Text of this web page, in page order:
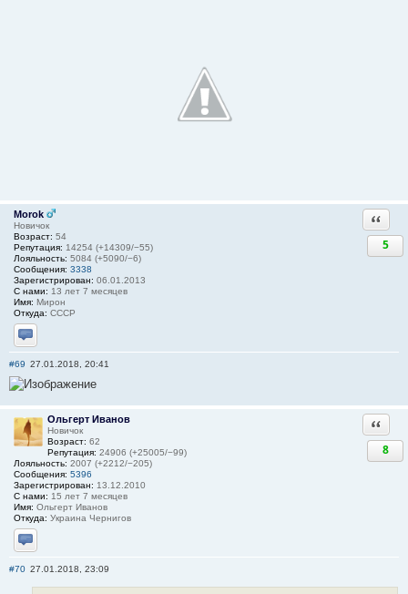
Morok
Новичок
Возраст: 54
Репутация: 14254 (+14309/−55)
Лояльность: 5084 (+5090/−6)
Сообщения: 3338
Зарегистрирован: 06.01.2013
С нами: 13 лет 7 месяцев
Имя: Мирон
Откуда: СССР
Отправить личное сообщение
5
#69 27.01.2018, 20:41
Ольгерт Иванов
Новичок
Возраст: 62
Репутация: 24906 (+25005/−99)
Лояльность: 2007 (+2212/−205)
Сообщения: 5396
Зарегистрирован: 13.12.2010
С нами: 15 лет 7 месяцев
Имя: Ольгерт Иванов
Откуда: Украина Чернигов
Отправить личное сообщение
8
#70 27.01.2018, 23:09